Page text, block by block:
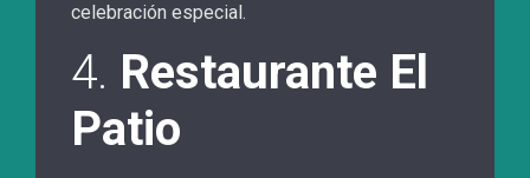
celebración especial.
4. Restaurante El
Patio